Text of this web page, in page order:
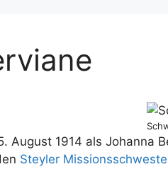
August 1914 als Johanna
Steyler